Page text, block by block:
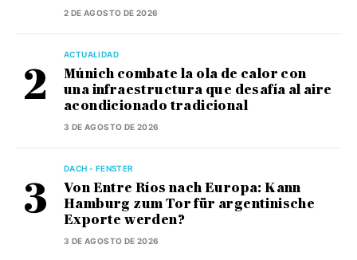
2 DE AGOSTO DE 2026
ACTUALIDAD
Múnich combate la ola de calor con
una infraestructura que desafía al aire
acondicionado tradicional
3 DE AGOSTO DE 2026
DACH - FENSTER
Von Entre Ríos nach Europa: Kann
Hamburg zum Tor für argentinische
Exporte werden?
3 DE AGOSTO DE 2026